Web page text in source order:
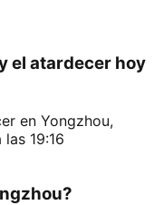
el atardecer hoy
en Yongzhou,
19:16